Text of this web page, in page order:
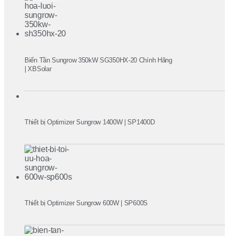
Biến Tần Sungrow 350kW SG350HX-20 Chính Hãng
| XBSolar
Thiết bị Optimizer Sungrow 1400W | SP1400D
Thiết bị Optimizer Sungrow 600W | SP600S